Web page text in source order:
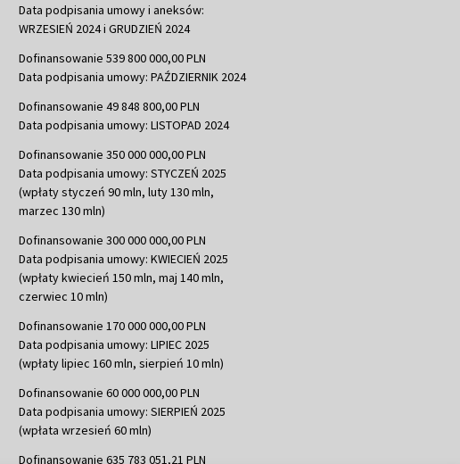
Data podpisania umowy i aneksów:
WRZESIEŃ 2024 i GRUDZIEŃ 2024
Dofinansowanie 539 800 000,00 PLN
Data podpisania umowy: PAŹDZIERNIK 2024
Dofinansowanie 49 848 800,00 PLN
Data podpisania umowy: LISTOPAD 2024
Dofinansowanie 350 000 000,00 PLN
Data podpisania umowy: STYCZEŃ 2025
(wpłaty styczeń 90 mln, luty 130 mln,
marzec 130 mln)
Dofinansowanie 300 000 000,00 PLN
Data podpisania umowy: KWIECIEŃ 2025
(wpłaty kwiecień 150 mln, maj 140 mln,
czerwiec 10 mln)
Dofinansowanie 170 000 000,00 PLN
Data podpisania umowy: LIPIEC 2025
(wpłaty lipiec 160 mln, sierpień 10 mln)
Dofinansowanie 60 000 000,00 PLN
Data podpisania umowy: SIERPIEŃ 2025
(wpłata wrzesień 60 mln)
Dofinansowanie 635 783 051,21 PLN